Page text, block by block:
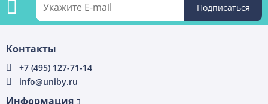
Контакты
+7 (495) 127-71-14
info@uniby.ru
Информация